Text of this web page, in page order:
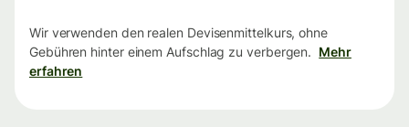
Wir verwenden den realen Devisenmittelkurs, ohne
Gebühren hinter einem Aufschlag zu verbergen. Mehr
erfahren